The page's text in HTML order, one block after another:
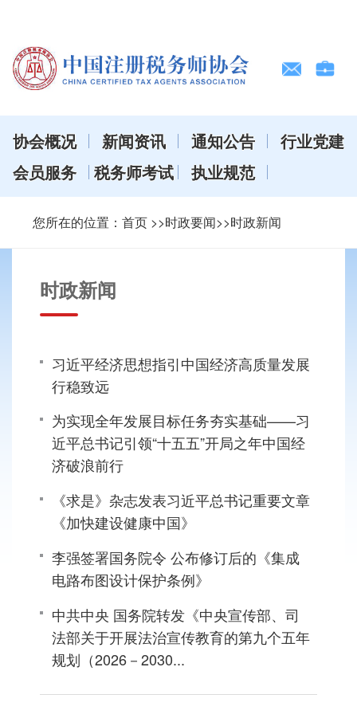
协会概况 新闻资讯 通知公告
行业党建
会员服务
税务师考试 执业规范
您所在的位置： 首页 >>时政要闻>>时政新闻
时政新闻
习近平经济思想指引中国经济高质量发展
行稳致远
为实现全年发展目标任务夯实基础——习
近平总书记引领“十五五”开局之年中国经
济破浪前行
《求是》杂志发表习近平总书记重要文章
《加快建设健康中国》
李强签署国务院令 公布修订后的《集成
电路布图设计保护条例》
中共中央 国务院转发《中央宣传部、司
法部关于开展法治宣传教育的第九个五年
规划（2026－2030...